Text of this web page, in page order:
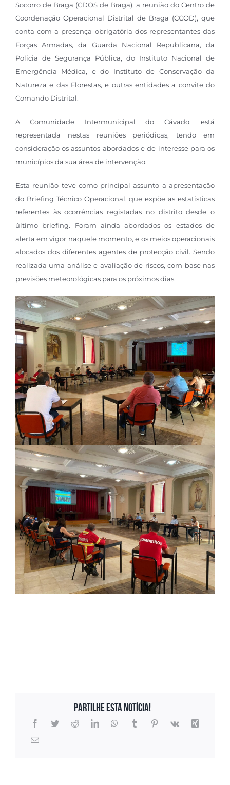
Socorro de Braga (CDOS de Braga), a reunião do Centro de
Coordenação Operacional Distrital de Braga (CCOD), que
conta com a presença obrigatória dos representantes das
Forças Armadas, da Guarda Nacional Republicana, da
Polícia de Segurança Pública, do Instituto Nacional de
Emergência Médica, e do Instituto de Conservação da
Natureza e das Florestas, e outras entidades a convite do
Comando Distrital.
A Comunidade Intermunicipal do Cávado, está
representada nestas reuniões periódicas, tendo em
consideração os assuntos abordados e de interesse para os
municípios da sua área de intervenção.
Esta reunião teve como principal assunto a apresentação
do Briefing Técnico Operacional, que expõe as estatísticas
referentes às ocorrências registadas no distrito desde o
último briefing. Foram ainda abordados os estados de
alerta em vigor naquele momento, e os meios operacionais
alocados dos diferentes agentes de protecção civil. Sendo
realizada uma análise e avaliação de riscos, com base nas
previsões meteorológicas para os próximos dias.
Partilhe esta notícia!